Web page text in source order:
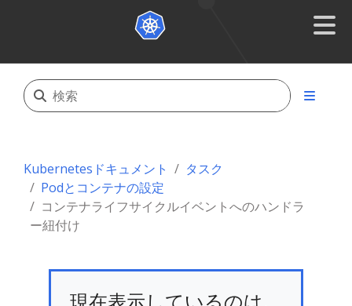
Kubernetesドキュメント
タスク
Podとコンテナの設定
コンテナライフサイクルイベントへのハンドラ
ー紐付け